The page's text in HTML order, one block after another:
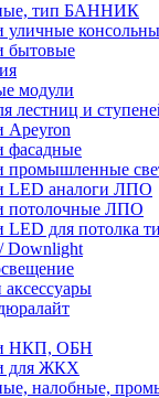
тип БАННИК
уличные
бытовые
модули
лестниц и
Apeyron
фасадные
промышленные
LED аналоги ЛПО
потолочные ЛПО
LED для потолка
Downlight
НКП, ОБН
для ЖКХ
налобные,